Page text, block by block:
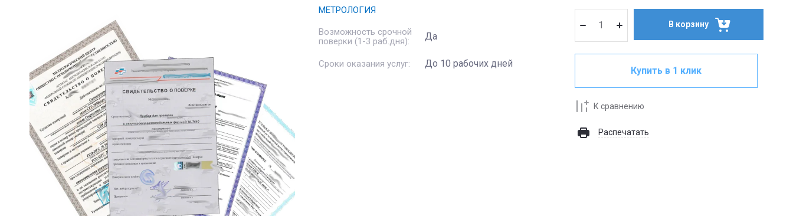
МЕТРОЛОГИЯ
Возможность срочной
поверки (1-3 раб.дня):
Да
Сроки оказания услуг: До 10 рабочих дней
В корзину
Купить в 1 клик
К сравнению
Распечатать